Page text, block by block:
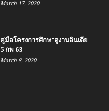
March 17, 2020
คู่มือโครงการศึกษาดูงานอินเดีย
5 กพ 63
March 8, 2020